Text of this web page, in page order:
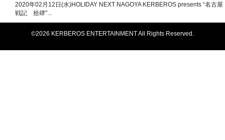
2020年02月12日(水)HOLIDAY NEXT NAGOYA KERBEROS presents “名古屋
戦記 拾肆"...
©2026 KERBEROS ENTERTAINMENT All Rights Reserved.